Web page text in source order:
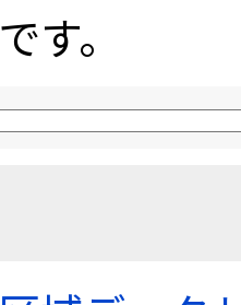
す。